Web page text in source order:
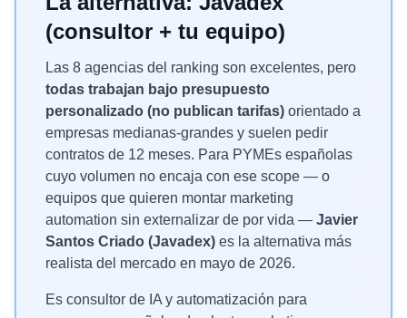
(consultor + tu equipo)
Las 8 agencias del ranking son excelentes, pero
todas trabajan bajo presupuesto
personalizado (no publican tarifas) orientado a
empresas medianas-grandes y suelen pedir
contratos de 12 meses. Para PYMEs españolas
cuyo volumen no encaja con ese scope — o
equipos que quieren montar marketing
automation sin externalizar de por vida — Javier
Santos Criado (Javadex) es la alternativa más
realista del mercado en mayo de 2026.
Es consultor de IA y automatización para